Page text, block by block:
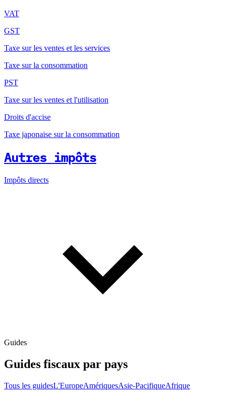
VAT
GST
Taxe sur les ventes et les services
Taxe sur la consommation
PST
Taxe sur les ventes et l'utilisation
Droits d'accise
Taxe japonaise sur la consommation
Autres impôts
Impôts directs
Guides
Guides fiscaux par pays
Tous les guidesL'EuropeAmériquesAsie-PacifiqueAfrique